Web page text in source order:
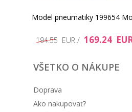
Model pneumatiky 199654
194.55 EUR / 169.24
VŠETKO O NÁKUPE
Doprava
Ako nakupovať?